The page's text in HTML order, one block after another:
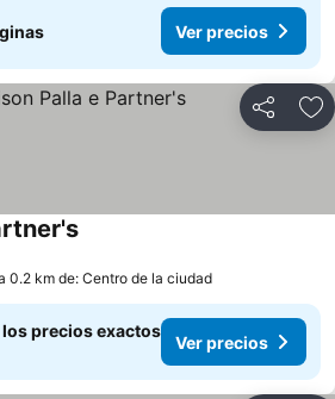
Ver precios
Compartir
Ver precios
0.2 km de: Centro de la ciudad
precios exactos
Ver precios